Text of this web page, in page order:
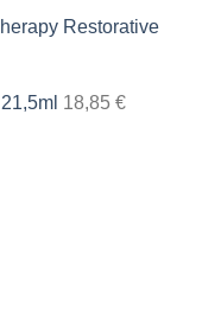
Restorative
18,85 €